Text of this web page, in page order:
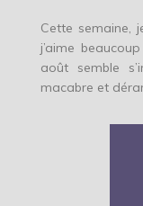
Cette semaine,
j’aime
août semble
macabre et